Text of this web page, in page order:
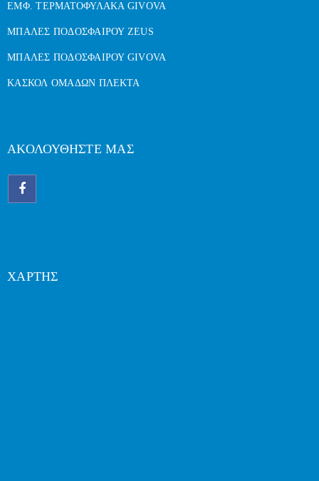
ΕΜΦ. ΤΕΡΜΑΤΟΦΥΛΑΚΑ GIVOVA
ΜΠΑΛΕΣ ΠΟΔΟΣΦΑΙΡΟΥ ZEUS
ΜΠΑΛΕΣ ΠΟΔΟΣΦΑΙΡΟΥ GIVOVA
ΚΑΣΚΟΛ ΟΜΑΔΩΝ ΠΛΕΚΤΑ
ΑΚΟΛΟΥΘΗΣΤΕ ΜΑΣ
ΧΑΡΤΗΣ